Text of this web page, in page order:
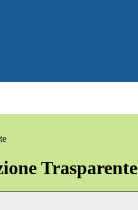
Trasparente